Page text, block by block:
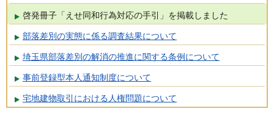
啓発冊子「えせ同和行為対応の手引」を掲載しました
部落差別の実態に係る調査結果について
埼玉県部落差別の解消の推進に関する条例について
事前登録型本人通知制度について
宅地建物取引における人権問題について